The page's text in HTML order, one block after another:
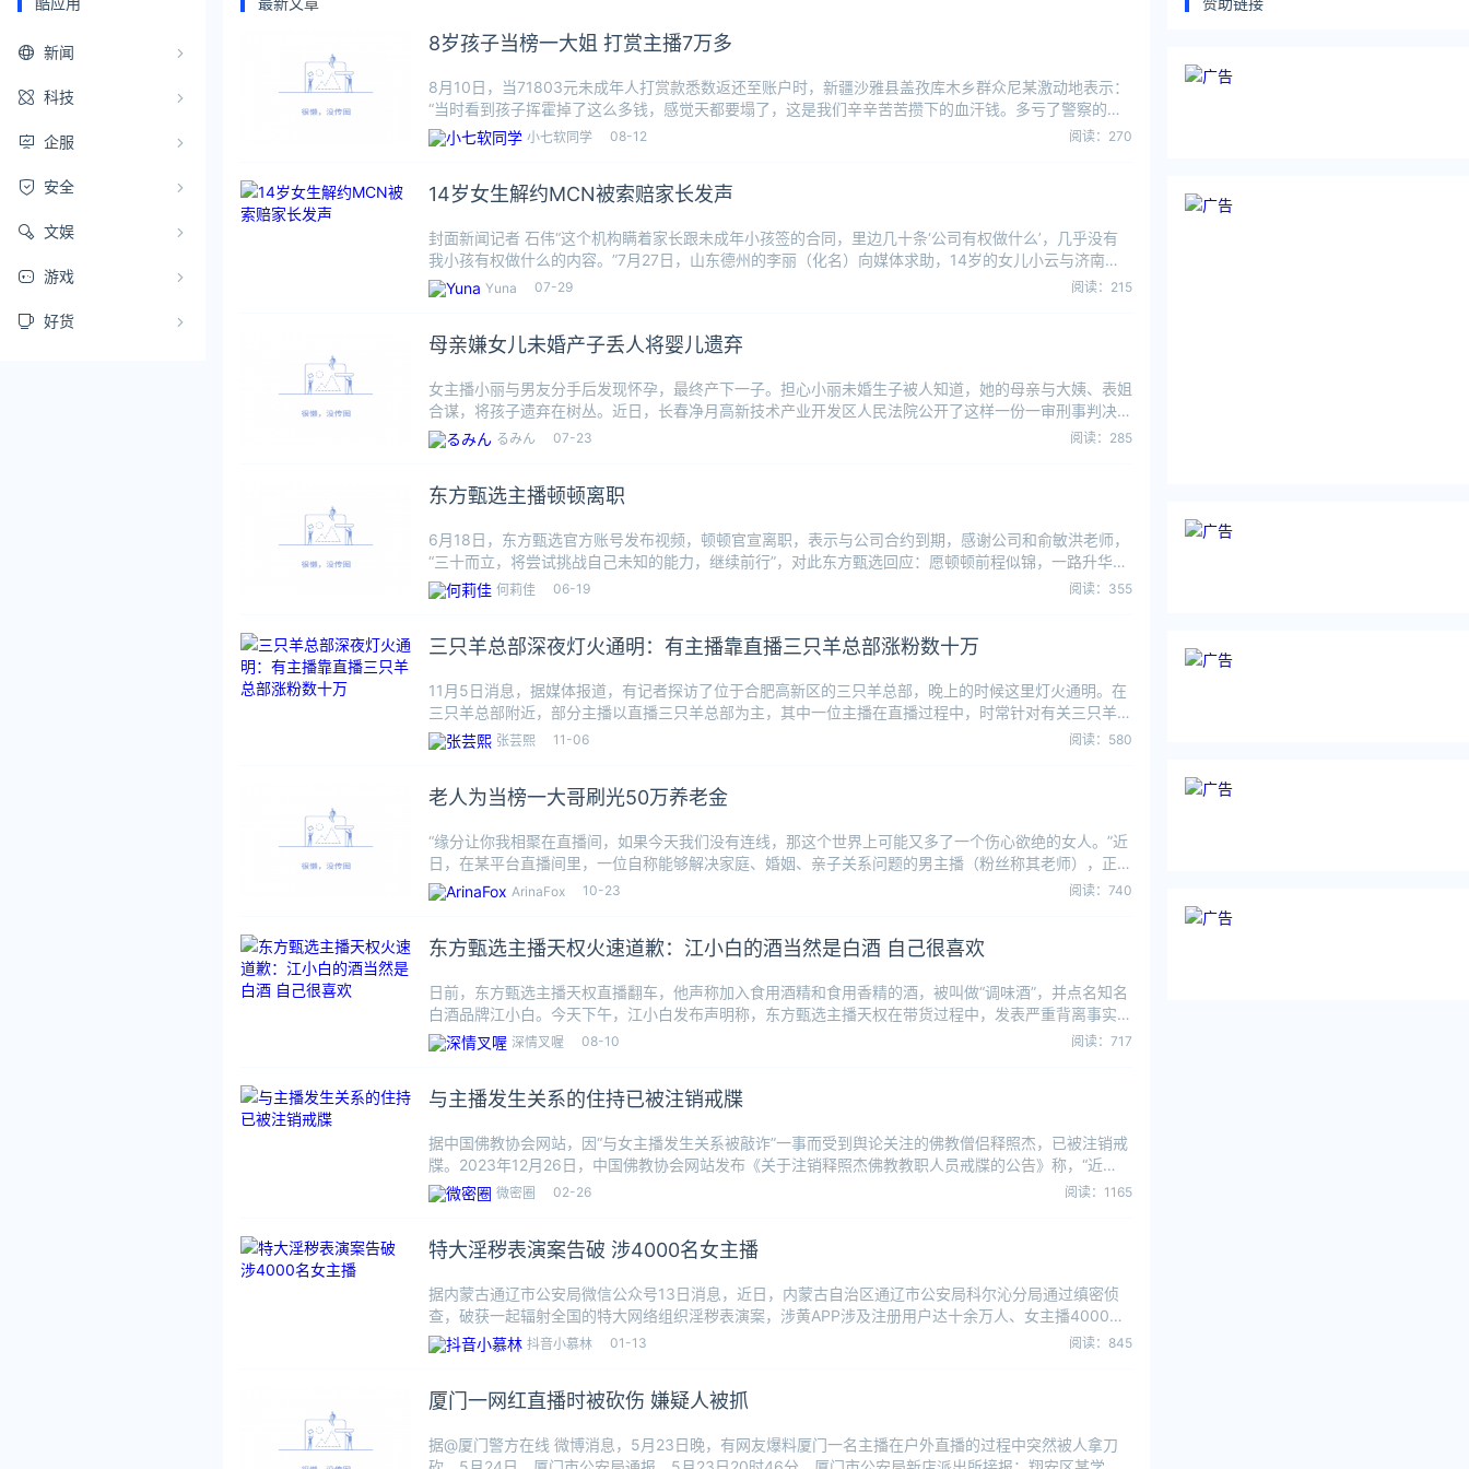
新闻
科技
企服
安全
文娱
游戏
好货
8岁孩子当榜一大姐 打赏主播7万多
8月10日，当71803元未成年人打赏款悉数返还至账户时，新疆沙雅县盖孜库木乡群众尼某激动地表示：
“当时看到孩子挥霍掉了这么多钱，感觉天都要塌了，这是我们辛辛苦苦攒下的血汗钱。多亏了警察的帮
助！没有他
小七软同学 08-12 阅读：270
14岁女生解约MCN被索赔家长发声
封面新闻记者 石伟“这个机构瞒着家长跟未成年小孩签的合同，里边几十条‘公司有权做什么’，几乎没有
我小孩有权做什么的内容。”7月27日，山东德州的李丽（化名）向媒体求助，14岁的女儿小云与济南一
家MCN Yuna 07-29 阅读：215
母亲嫌女儿未婚产子丢人将婴儿遗弃
女主播小丽与男友分手后发现怀孕，最终产下一子。担心小丽未婚生子被人知道，她的母亲与大姨、表姐
合谋，将孩子遗弃在树丛。近日，长春净月高新技术产业开发区人民法院公开了这样一份一审刑事判决
书。法院审理查明，
るみん 07-23 阅读：285
东方甄选主播顿顿离职
6月18日，东方甄选官方账号发布视频，顿顿官宣离职，表示与公司合约到期，感谢公司和俞敏洪老师，
“三十而立，将尝试挑战自己未知的能力，继续前行”，对此东方甄选回应：愿顿顿前程似锦，一路升华。
公开资料显示
何莉佳 06-19 阅读：355
三只羊总部深夜灯火通明：有主播靠直播三只羊总部涨粉数十万
11月5日消息，据媒体报道，有记者探访了位于合肥高新区的三只羊总部，晚上的时候这里灯火通明。在
三只羊总部附近，部分主播以直播三只羊总部为主，其中一位主播在直播过程中，时常针对有关三只羊的
负面新闻进行澄
张芸熙 11-06 阅读：580
老人为当榜一大哥刷光50万养老金
“缘分让你我相聚在直播间，如果今天我们没有连线，那这个世界上可能又多了一个伤心欲绝的女人。”近
日，在某平台直播间里，一位自称能够解决家庭、婚姻、亲子关系问题的男主播（粉丝称其老师），正深
情开导一位连线ArinaFox 10-23 阅读：740
东方甄选主播天权火速道歉：江小白的酒当然是白酒 自己很喜欢
日前，东方甄选主播天权直播翻车，他声称加入食用酒精和食用香精的酒，被叫做“调味酒”，并点名知名
白酒品牌江小白。今天下午，江小白发布声明称，东方甄选主播天权在带货过程中，发表严重背离事实的
言论，误导消费深情叉喔 08-10 阅读：717
与主播发生关系的住持已被注销戒牒
据中国佛教协会网站，因“与女主播发生关系被敲诈”一事而受到舆论关注的佛教僧侣释照杰，已被注销戒
牒。2023年12月26日，中国佛教协会网站发布《关于注销释照杰佛教教职人员戒牒的公告》称，“近
期，我会收微密圈 02-26 阅读：1165
特大淫秽表演案告破 涉4000名女主播
据内蒙古通辽市公安局微信公众号13日消息，近日，内蒙古自治区通辽市公安局科尔沁分局通过缜密侦
查，破获一起辐射全国的特大网络组织淫秽表演案，涉黄APP涉及注册用户达十余万人、女主播4000
名，涉案资金流抖音小慕林 01-13 阅读：845
厦门一网红直播时被砍伤 嫌疑人被抓
据@厦门警方在线 微博消息，5月23日晚，有网友爆料厦门一名主播在户外直播的过程中突然被人拿刀